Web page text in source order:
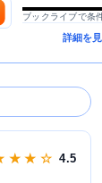
ブックライブで条
詳細を
★ ★ ☆ 4.5